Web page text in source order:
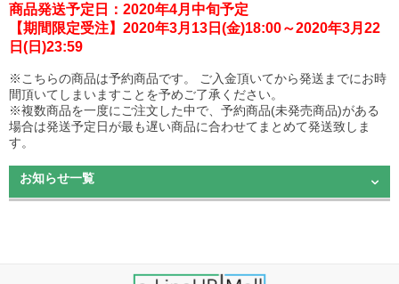
商品発送予定日：2020年4月中旬予定
【期間限定受注】2020年3月13日(金)18:00～2020年3月22
日(日)23:59
※こちらの商品は予約商品です。 ご入金頂いてから発送までにお時
間頂いてしまいますことを予めご了承ください。
※複数商品を一度にご注文した中で、予約商品(未発売商品)がある
場合は発送予定日が最も遅い商品に合わせてまとめて発送致しま
す。
お知らせ一覧